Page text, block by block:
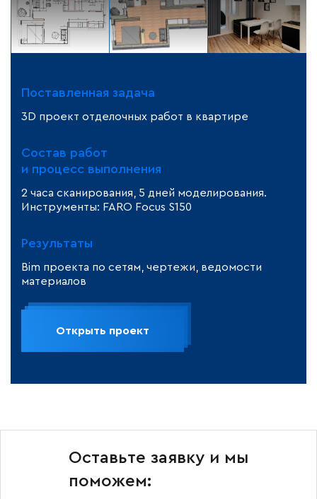
Поставленная задача
3D проект отделочных работ в квартире
Состав работ
и процесс выполнения
2 часа сканирования, 5 дней моделирования.
Инструменты: FARO Focus S150
Результаты
Bim проекта по сетям, чертежи, ведомости
материалов
Открыть проект
Оставьте заявку и мы
поможем: